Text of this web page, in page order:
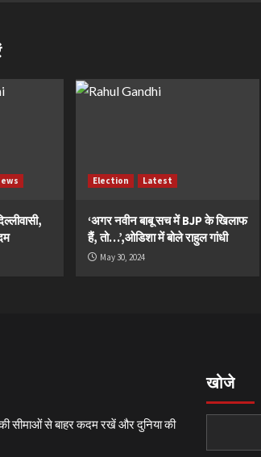
Election Latest
‘अगर नवीन बाबू सच में BJP के खिलाफ
हैं, तो…’,ओडिशा में बोले राहुल गांधी
May 30, 2024
सीमाओं से बाहर कदम रखें और दुनिया की
खोजे